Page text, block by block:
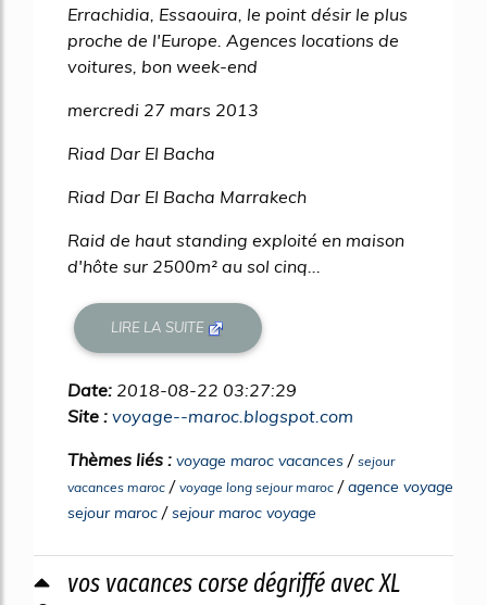
Errachidia, Essaouira, le point désir le plus
proche de l'Europe. Agences locations de
voitures, bon week-end
mercredi 27 mars 2013
Riad Dar El Bacha
Riad Dar El Bacha Marrakech
Raid de haut standing exploité en maison
d'hôte sur 2500m² au sol cinq...
LIRE LA SUITE
Date: 2018-08-22 03:27:29
Site : voyage--maroc.blogspot.com
Thèmes liés : voyage maroc vacances / sejour
vacances maroc / voyage long sejour maroc /agence voyage
sejour maroc /sejour maroc voyage
vos vacances corse dégriffé avec XL